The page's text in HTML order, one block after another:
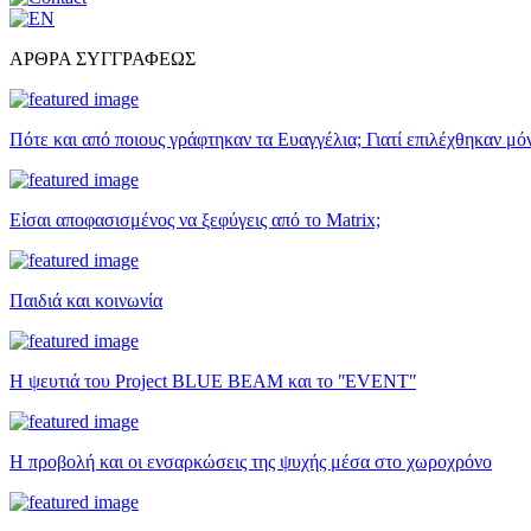
ΑΡΘΡΑ ΣΥΓΓΡΑΦΕΩΣ
Πότε και από ποιους γράφτηκαν τα Ευαγγέλια; Γιατί επιλέχθηκαν
Είσαι αποφασισμένος να ξεφύγεις από το Matrix;
Παιδιά και κοινωνία
Η ψευτιά του Project BLUE BEAM και το ʺEVENTʺ
Η προβολή και οι ενσαρκώσεις της ψυχής μέσα στο χωροχρόνο